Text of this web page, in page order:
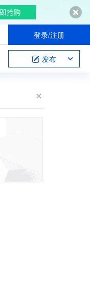
登录/注册
发布